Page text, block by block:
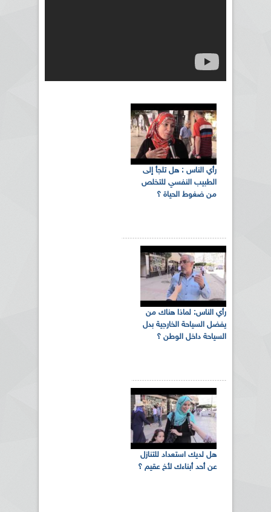
رأي الناس : هل تلجأ إلى
الطبيب النفسي للتخلص
من ضغوط الحياة ؟
رأي الناس: لماذا هناك من
يفضل السياحة الخارجية بدل
السياحة داخل الوطن ؟
هل لديك استعداد للتنازل
عن أحد أبناءك لأخ عقيم ؟